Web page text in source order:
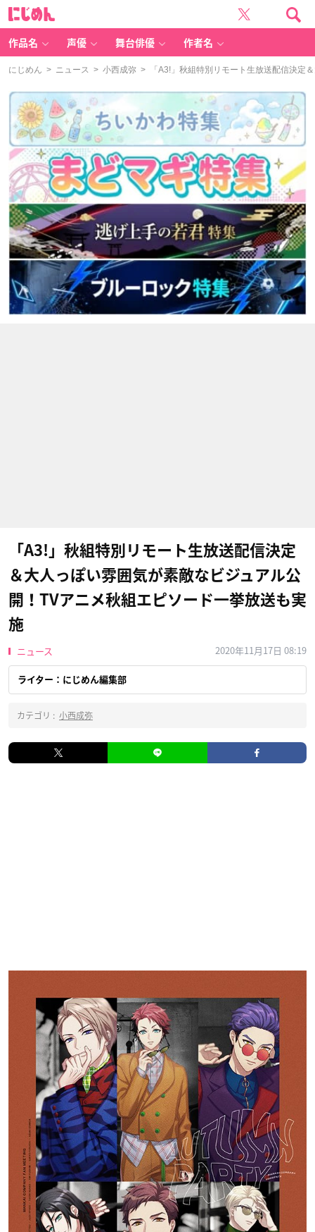
作品名 声優 舞台俳優 作者名
にじめん > ニュース > 小西成弥 > 「A3!」秋組特別リモート生放送配信決定
「A3!」秋組特別リモート生放送配信決定
＆大人っぽい雰囲気が素敵なビジュアル公
開！TVアニメ秋組エピソード一挙放送も実
施
ニュース 2020年11月17日 08:19
ライター：にじめん編集部
カテゴリ : 小西成弥